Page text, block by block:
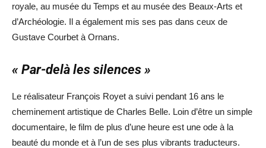
royale, au musée du Temps et au musée des Beaux-Arts et
d’Archéologie. Il a également mis ses pas dans ceux de
Gustave Courbet à Ornans.
« Par-delà les silences »
Le réalisateur François Royet a suivi pendant 16 ans le
cheminement artistique de Charles Belle. Loin d’être un simple
documentaire, le film de plus d’une heure est une ode à la
beauté du monde et à l’un de ses plus vibrants traducteurs.